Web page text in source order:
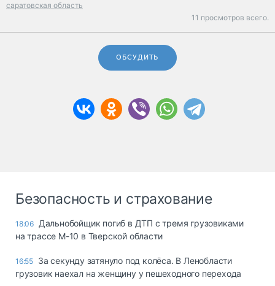
саратовская область
11 просмотров всего.
ОБСУДИТЬ
Безопасность и страхование
18:06 Дальнобойщик погиб в ДТП с тремя грузовиками
на трассе М-10 в Тверской области
16:55 За секунду затянуло под колёса. В Ленобласти
грузовик наехал на женщину у пешеходного перехода